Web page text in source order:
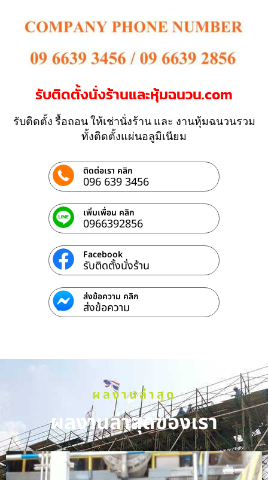
รับติดตั้งนั่งร้านและหุ้มฉนวน.com
รับติดตั้ง รื้อถอน ให้เช่านั่งร้าน และ งานหุ้มฉนวนรวม
ทั้งติดตั้งแผ่นอลูมิเนียม
ติดต่อเรา คลิก
096 639 3456
เพิ่มเพื่อน คลิก
0966392856
Facebook
รับติดตั้งนั่งร้าน
ส่งข้อความ คลิก
ส่งข้อความ
ผลงานล่าสุด
ผลงานล่าสุดของเรา